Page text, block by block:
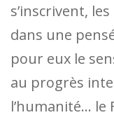
s’inscrivent,
dans une
pour eux le
au progrès
l’humanité… le